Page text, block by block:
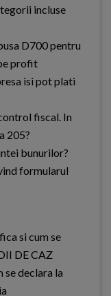
incluse
D700 pentru
profit
isi pot plati
fiscal. In
205?
bunurilor?
formularul
si cum se
DE CAZ
se declara la